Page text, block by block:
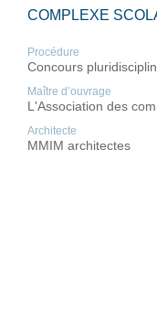
COMPLEXE
Procédure
Concours
Maître d’ouvrage
L'Association des
Architecte
MMIM architectes